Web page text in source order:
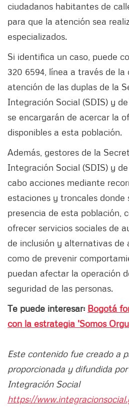
ciudadanos habitantes de
para que la atención sea
especializados.
Si identifica un caso, puede
320 6594, línea a través de la
atención de las duplas de la
Integración Social (SDIS) y
se encargarán de acercar la
disponibles a esta población.
Además, gestores de la
Integración Social (SDIS) y
cabo acciones mediante
estaciones y troncales
presencia de esta población,
ofrecer servicios sociales de
de inclusión y alternativas de
como de prevenir
puedan afectar la operación
seguridad de las personas.
Te puede interesar: Bogotá
con la estrategia 'Somos
Este contenido fue creado a
proporcionada y difundida
Integración Social
https://